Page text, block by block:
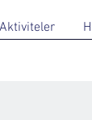
Aktiviteler